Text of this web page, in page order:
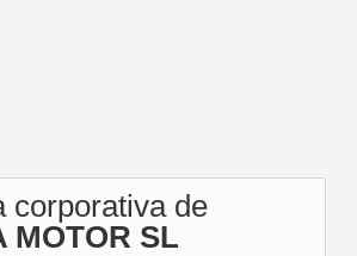
corporativa de
MOTOR SL